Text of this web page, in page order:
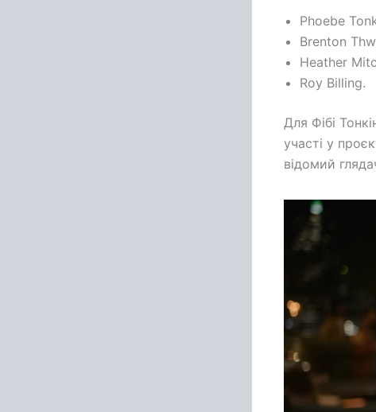
Phoebe
Brenton
Heather
Roy Billing.
Для Фібі
участі у
відомий